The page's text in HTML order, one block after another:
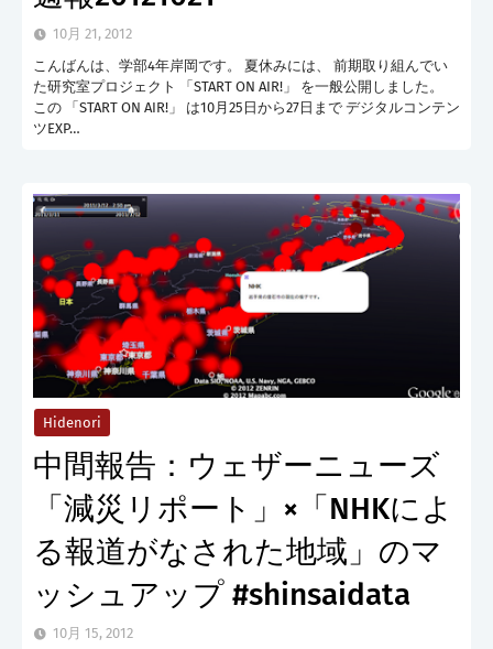
10月 21, 2012
こんばんは、学部4年岸岡です。 夏休みには、 前期取り組んでい
た研究室プロジェクト 「START ON AIR!」 を一般公開しました。
この 「START ON AIR!」 は10月25日から27日まで デジタルコンテン
ツEXP…
Hidenori
中間報告：ウェザーニューズ
「減災リポート」×「NHKによ
る報道がなされた地域」のマ
ッシュアップ #shinsaidata
10月 15, 2012